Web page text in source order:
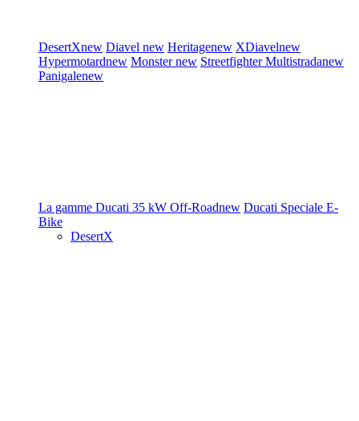
DesertXnew Diavel new Heritagenew XDiavelnew
Hypermotardnew Monsternew StreetfighterMultistradanew
Panigalenew
La gamme Ducati 35 kW Off-Roadnew Ducati Speciale E-
Bike
DesertX